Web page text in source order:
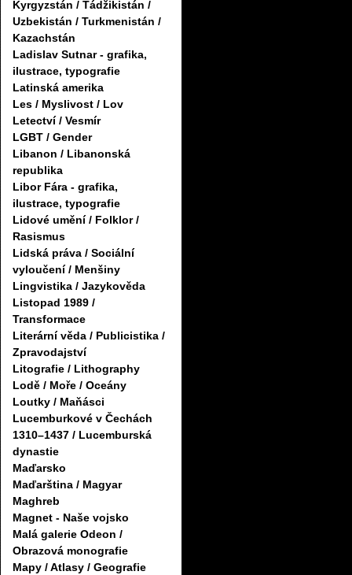
Kyrgyzstán / Tádžikistán /
Uzbekistán / Turkmenistán /
Kazachstán
Ladislav Sutnar - grafika,
ilustrace, typografie
Latinská amerika
Les / Myslivost / Lov
Letectví / Vesmír
LGBT / Gender
Libanon / Libanonská
republika
Libor Fára - grafika,
ilustrace, typografie
Lidové umění / Folklor /
Rasismus
Lidská práva / Sociální
vyloučení / Menšiny
Lingvistika / Jazykověda
Listopad 1989 /
Transformace
Literární věda / Publicistika /
Zpravodajství
Litografie / Lithography
Lodě / Moře / Oceány
Loutky / Maňásci
Lucemburkové v Čechách
1310–1437 / Lucemburská
dynastie
Maďarsko
Maďarština / Magyar
Maghreb
Magnet - Naše vojsko
Malá galerie Odeon /
Obrazová monografie
Mapy / Atlasy / Geografie